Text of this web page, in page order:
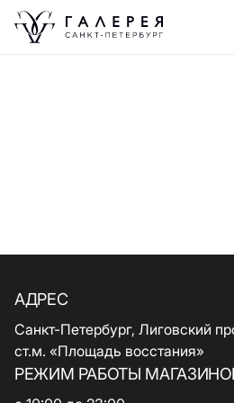
АДРЕС
Санкт-Петербург, Лиговский
ст.м. «Площадь восстания»
РЕЖИМ РАБОТЫ